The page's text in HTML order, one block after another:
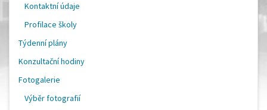
ÍSEK
Kontaktní údaje
Profilace školy
Týdenní plány
Konzultační hodiny
Fotogalerie
Výběr fotografií